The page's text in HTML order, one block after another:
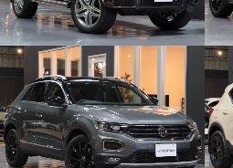
商談中